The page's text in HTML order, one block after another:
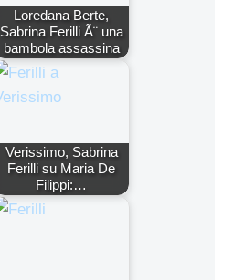
Loredana Berte,
Sabrina Ferilli Ã¨ una
bambola assassina
Verissimo, Sabrina
Ferilli su Maria De
Filippi:…